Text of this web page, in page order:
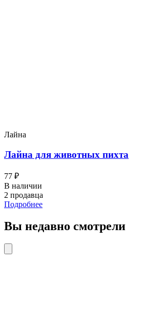
Лайна
Лайна для животных пихта
77 ₽
В наличии
2 продавца
Подробнее
Вы недавно смотрели